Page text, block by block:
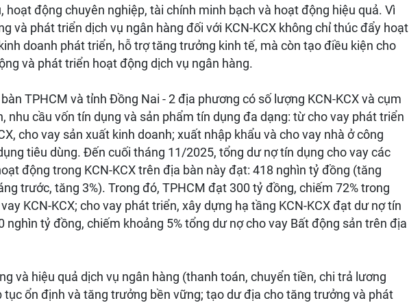
hoạt động chuyên nghiệp, tài chính minh bạch và hoạt động hiệu quả. Vì
và phát triển dịch vụ ngân hàng đối với KCN-KCX không chỉ thúc đẩy hoạt
doanh phát triển, hỗ trợ tăng trưởng kinh tế, mà còn tạo điều kiện cho
và phát triển hoạt động dịch vụ ngân hàng.
TPHCM và tỉnh Đồng Nai - 2 địa phương có số lượng KCN-KCX và cụm
nhu cầu vốn tín dụng và sản phẩm tín dụng đa dạng: từ cho vay phát triển
cho vay sản xuất kinh doanh; xuất nhập khẩu và cho vay nhà ở công
tiêu dùng. Đến cuối tháng 11/2025, tổng dư nợ tín dụng cho vay các
động trong KCN-KCX trên địa bàn này đạt: 418 nghìn tỷ đồng (tăng
trước, tăng 3%). Trong đó, TPHCM đạt 300 tỷ đồng, chiếm 72% trong
KCN-KCX; cho vay phát triển, xây dựng hạ tầng KCN-KCX đạt dư nợ tín
nghìn tỷ đồng, chiếm khoảng 5% tổng dư nợ cho vay Bất động sản trên địa
và hiệu quả dịch vụ ngân hàng (thanh toán, chuyển tiền, chi trả lương
tục ổn định và tăng trưởng bền vững; tạo dư địa cho tăng trưởng và phát